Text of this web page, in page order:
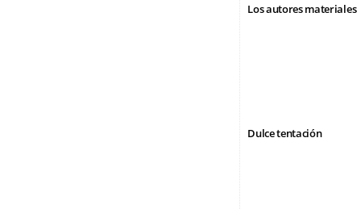
Los autores materiales
Dulce tentación